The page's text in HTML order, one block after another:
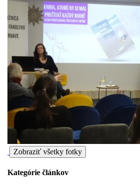
Zobraziť všetky fotky
Kategórie článkov